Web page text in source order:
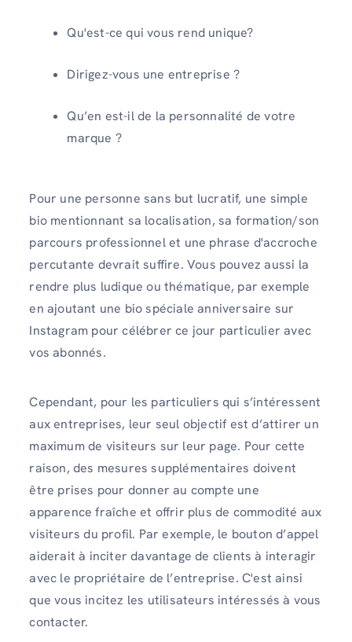
Qu'est-ce qui vous rend unique?
Dirigez-vous une entreprise ?
Qu’en est-il de la personnalité de votre
marque ?
Pour une personne sans but lucratif, une simple
bio mentionnant sa localisation, sa formation/son
parcours professionnel et une phrase d'accroche
percutante devrait suffire. Vous pouvez aussi la
rendre plus ludique ou thématique, par exemple
en ajoutant une bio spéciale anniversaire sur
Instagram pour célébrer ce jour particulier avec
vos abonnés.
Cependant, pour les particuliers qui s’intéressent
aux entreprises, leur seul objectif est d’attirer un
maximum de visiteurs sur leur page. Pour cette
raison, des mesures supplémentaires doivent
être prises pour donner au compte une
apparence fraîche et offrir plus de commodité aux
visiteurs du profil. Par exemple, le bouton d’appel
aiderait à inciter davantage de clients à interagir
avec le propriétaire de l’entreprise. C'est ainsi
que vous incitez les utilisateurs intéressés à vous
contacter.